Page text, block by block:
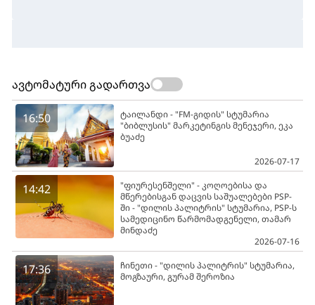
ავტომატური გადართვა
16:50
ტაილანდი - "FM-გიდის" სტუმარია
"ბიბლუსის" მარკეტინგის მენეჯერი, ეკა
ბუაძე
2026-07-17
14:42
"ფიურესენშელი" - კოღოებისა და
მწერებისგან დაცვის საშუალებები PSP-
ში - "დილის პალიტრის" სტუმარია, PSP-ს
სამედიცინო წარმომადგენელი, თამარ
მინდაძე
2026-07-16
17:36
ჩინეთი - "დილის პალიტრის" სტუმარია,
მოგზაური, გურამ შეროზია